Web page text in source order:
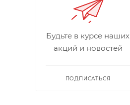
Будьте в курсе наших
акций и новостей
ПОДПИСАТЬСЯ